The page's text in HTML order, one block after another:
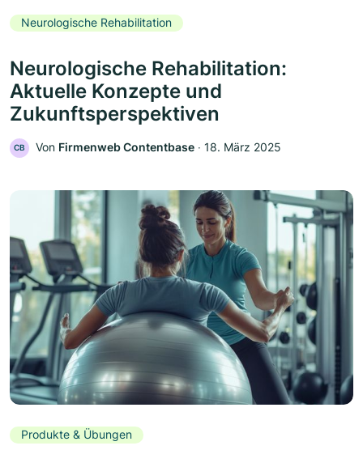
Neurologische Rehabilitation
Neurologische Rehabilitation:
Aktuelle Konzepte und
Zukunftsperspektiven
CB Von Firmenweb Contentbase ‧ 18. März 2025
Produkte & Übungen